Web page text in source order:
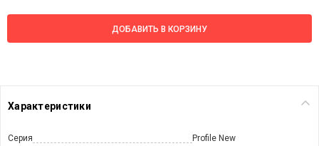
ДОБАВИТЬ В КОРЗИНУ
Характеристики
Серия
Profile New